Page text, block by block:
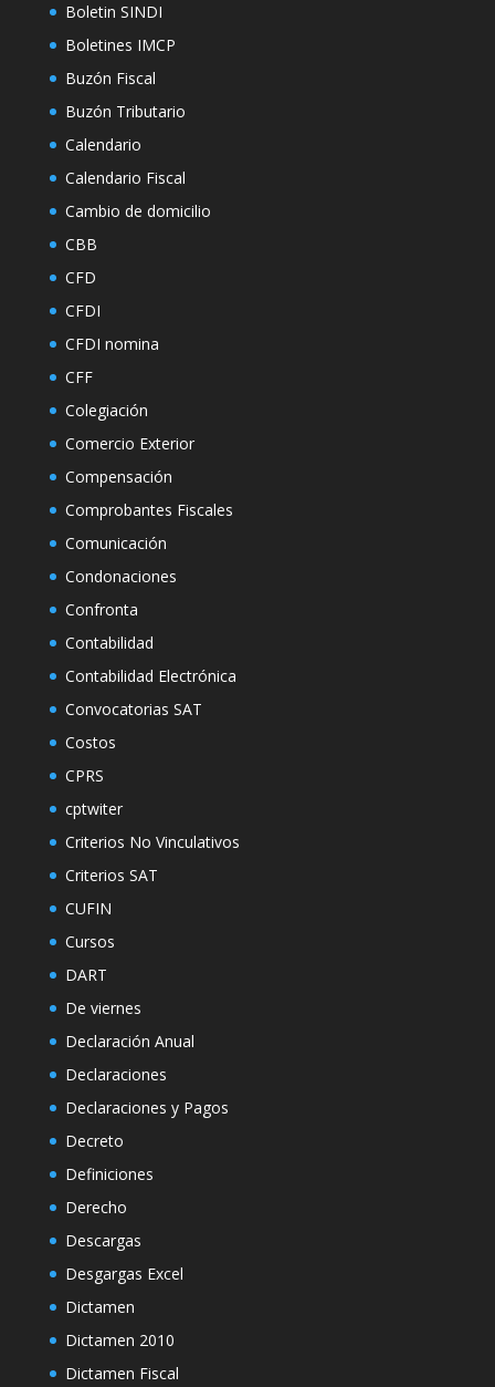
Boletin SINDI
Boletines IMCP
Buzón Fiscal
Buzón Tributario
Calendario
Calendario Fiscal
Cambio de domicilio
CBB
CFD
CFDI
CFDI nomina
CFF
Colegiación
Comercio Exterior
Compensación
Comprobantes Fiscales
Comunicación
Condonaciones
Confronta
Contabilidad
Contabilidad Electrónica
Convocatorias SAT
Costos
CPRS
cptwiter
Criterios No Vinculativos
Criterios SAT
CUFIN
Cursos
DART
De viernes
Declaración Anual
Declaraciones
Declaraciones y Pagos
Decreto
Definiciones
Derecho
Descargas
Desgargas Excel
Dictamen
Dictamen 2010
Dictamen Fiscal